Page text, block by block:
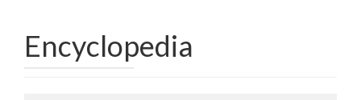
Encyclopedia